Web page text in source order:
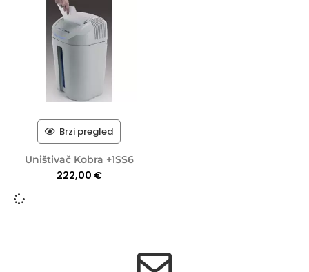
Brzi pregled
Uništivač Kobra +1SS6
222,00 €